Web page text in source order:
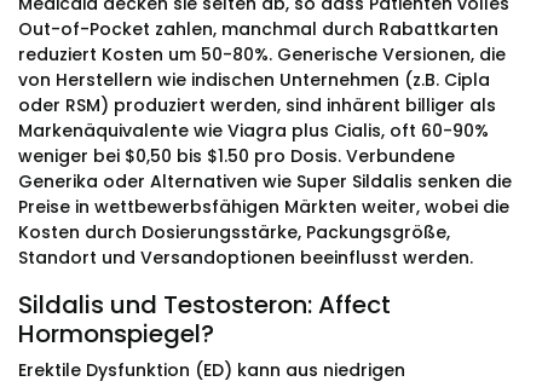
Out-of-Pocket zahlen, manchmal durch Rabattkarten
reduziert Kosten um 50-80%. Generische Versionen, die
von Herstellern wie indischen Unternehmen (z.B. Cipla
oder RSM) produziert werden, sind inhärent billiger als
Markenäquivalente wie Viagra plus Cialis, oft 60-90%
weniger bei $0,50 bis $1.50 pro Dosis. Verbundene
Generika oder Alternativen wie Super Sildalis senken die
Preise in wettbewerbsfähigen Märkten weiter, wobei die
Kosten durch Dosierungsstärke, Packungsgröße,
Standort und Versandoptionen beeinflusst werden.
Sildalis und Testosteron: Affect
Hormonspiegel?
Erektile Dysfunktion (ED) kann aus niedrigen